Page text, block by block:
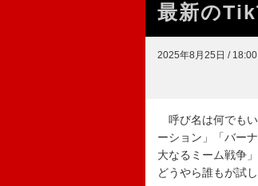
最新の
2025年8月25日 / 18:00
呼び名は何でも
ーション」「バー
大なるミーム戦争
どうやら誰もが試し